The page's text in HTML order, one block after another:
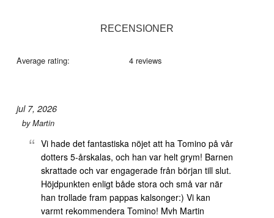
RECENSIONER
Average rating: 4 reviews
jul 7, 2026
byMartin
Vi hade det fantastiska nöjet att ha Tomino på vår
dotters 5-årskalas, och han var helt grym! Barnen
skrattade och var engagerade från början till slut.
Höjdpunkten enligt både stora och små var när
han trollade fram pappas kalsonger:) Vi kan
varmt rekommendera Tomino! Mvh Martin